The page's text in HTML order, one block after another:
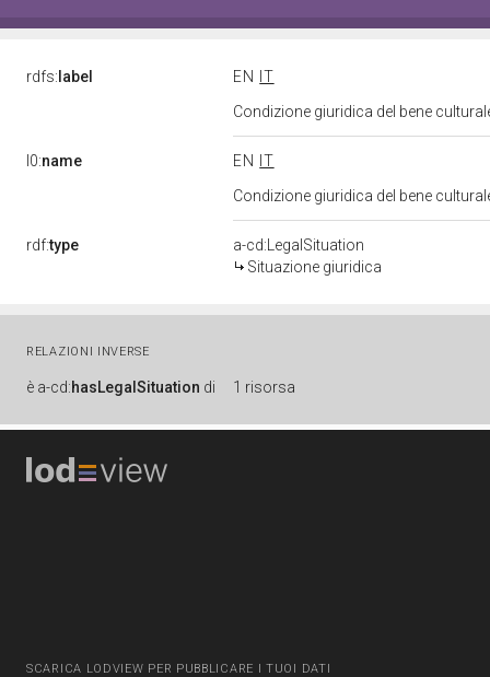
rdfs: label EN
IT
Condizione giuridica del bene
l0:name EN
IT
Condizione giuridica del bene
rdf:type
a-cd:LegalSituation
Situazione giuridica
RELAZIONI INVERSE
è a-cd:hasLegalSituation di 1 risorsa
SCARICA LODVIEW PER PUBBLICARE I TUOI DATI